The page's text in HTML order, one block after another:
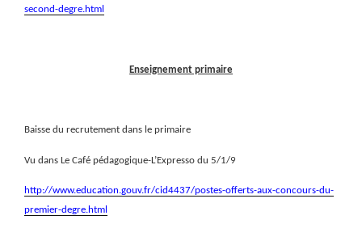
second-degre.html
Enseignement primaire
Baisse du recrutement dans le primaire
Vu dans Le Café pédagogique-L’Expresso du 5/1/9
http://www.education.gouv.fr/cid4437/postes-offerts-aux-concours-du-
premier-degre.html